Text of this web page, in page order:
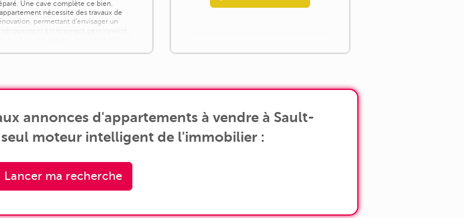
Une cave complète ce bien.
nécessite des travaux de
permettant d'envisager un
annonces d'appartements à vendre à Sault-
seul moteur intelligent de l'immobilier :
Lancer ma recherche